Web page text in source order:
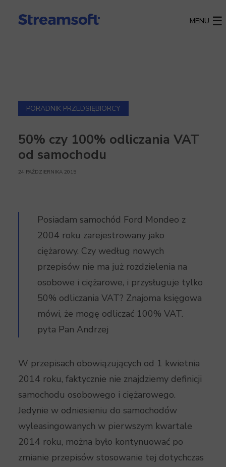
MENU
PORADNIK PRZEDSIĘBIORCY
50% czy 100% odliczania VAT
od samochodu
24 PAŹDZIERNIKA 2015
Posiadam samochód Ford Mondeo z
2004 roku zarejestrowany jako
ciężarowy. Czy według nowych
przepisów nie ma już rozdzielenia na
osobowe i ciężarowe, i przysługuje tylko
50% odliczania VAT? Znajoma księgowa
mówi, że mogę odliczać 100% VAT.
pyta Pan Andrzej
W przepisach obowiązujących od 1 kwietnia
2014 roku, faktycznie nie znajdziemy definicji
samochodu osobowego i ciężarowego.
Jedynie w odniesieniu do samochodów
wyleasingowanych w pierwszym kwartale
2014 roku, można było kontynuować po
zmianie przepisów stosowanie tej dotychczas